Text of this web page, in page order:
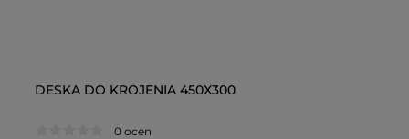
DESKA DO KROJENIA 450X300
0 ocen